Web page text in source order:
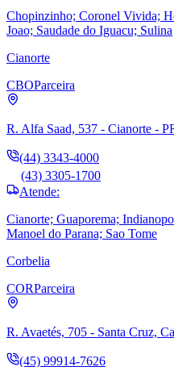
Chopinzinho; Coronel Vivida;
Joao; Saudade do Iguacu; Sulina
Cianorte
CBOParceira
R. Alfa Saad, 537 - Cianorte -
(44) 3343-4000
(43) 3305-1700
Atende:
Cianorte; Guaporema;
Manoel do Parana; Sao Tome
Corbelia
CORParceira
R. Avaetés, 705 - Santa Cruz,
(45) 99914-7626